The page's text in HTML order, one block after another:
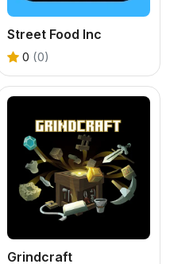
Street Food Inc
0 (0)
Grindcraft